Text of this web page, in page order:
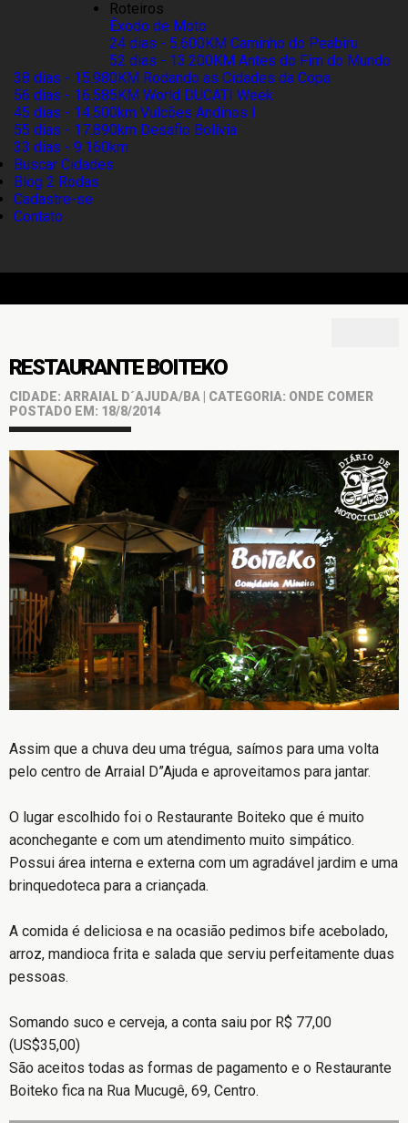
Roteiros
Êxodo de Moto
24 dias - 5.600KM Caminho do Peabiru
52 dias - 13.200KM Antes do Fim do Mundo
38 dias - 15.980KM Rodando as Cidades da Copa
56 dias - 16.585KM World DUCATI Week
45 dias - 14.500km Vulcões Andinos I
55 dias - 17.890km Desafio Bolívia
33 dias - 9.160km
Buscar Cidades
Blog 2 Rodas
Cadastre-se
Contato
RESTAURANTE BOITEKO
CIDADE: ARRAIAL D´AJUDA/BA | CATEGORIA: ONDE COMER
POSTADO EM: 18/8/2014
Assim que a chuva deu uma trégua, saímos para uma volta
pelo centro de Arraial D”Ajuda e aproveitamos para jantar.
O lugar escolhido foi o Restaurante Boiteko que é muito
aconchegante e com um atendimento muito simpático.
Possui área interna e externa com um agradável jardim e uma
brinquedoteca para a criançada.
A comida é deliciosa e na ocasião pedimos bife acebolado,
arroz, mandioca frita e salada que serviu perfeitamente duas
pessoas.
Somando suco e cerveja, a conta saiu por R$ 77,00
(US$35,00)
São aceitos todas as formas de pagamento e o Restaurante
Boiteko fica na Rua Mucugê, 69, Centro.